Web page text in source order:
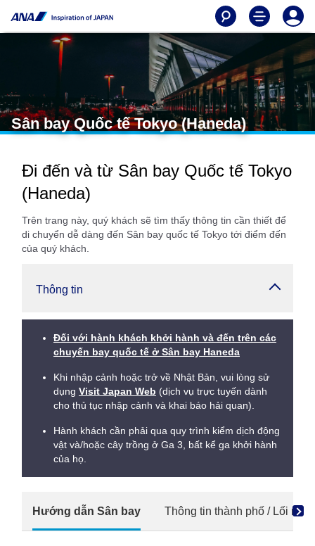
Sân bay Quốc tế Tokyo (Haneda)
Đi đến và từ Sân bay Quốc tế Tokyo
(Haneda)
Trên trang này, quý khách sẽ tìm thấy thông tin cần thiết để
di chuyển dễ dàng đến Sân bay quốc tế Tokyo tới điểm đến
của quý khách.
Thông tin
Đối với hành khách khởi hành và đến trên các
chuyến bay quốc tế ở Sân bay Haneda
Khi nhập cảnh hoặc trở về Nhật Bản, vui lòng sử
dụng Visit Japan Web (dịch vụ trực tuyến dành
cho thủ tục nhập cảnh và khai báo hải quan).
Hành khách cần phải qua quy trình kiểm dịch động
vật và/hoặc cây trồng ở Ga 3, bất kể ga khởi hành
của họ.
Hướng dẫn Sân bay Thông tin thành phố / Lối ra